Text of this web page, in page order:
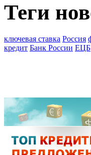
Теги
ключевая ставка Россия
кредит Банк России ЕЦБ